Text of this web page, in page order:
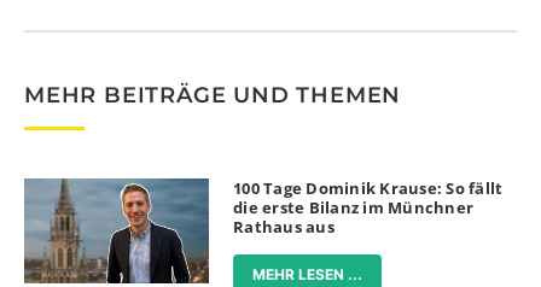
MEHR BEITRÄGE UND THEMEN
100 Tage Dominik Krause: So fällt
die erste Bilanz im Münchner
Rathaus aus
MEHR LESEN ...